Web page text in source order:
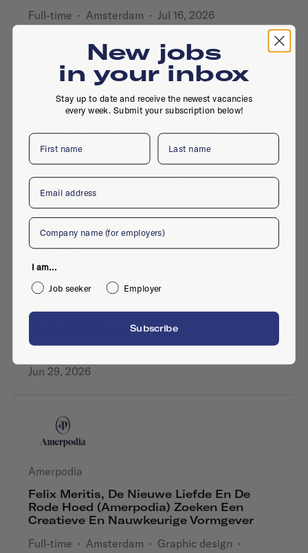
Full-time · Amsterdam · Jul 16, 2026
Vorm de Stad
Vorm De Stad Zoekt Vormgever/DTP-
Specialist
Full-time·Amsterdam·Brand design·
Jul 7, 2026·Design
Faraday Digital Agency
Faraday Digital Agency Zoekt Medior
Jun 29, 2026
Amerpodia
Felix Meritis, De Nieuwe Liefde En De
Rode Hoed (Amerpodia) Zoeken Een
Creatieve En Nauwkeurige Vormgever
Full-time · Amsterdam · Graphic design ·
New jobs
in your inbox
Stay up to date and receive the newest vacancies
every week. Submit your subscription below!
First name Last name
Email
Company
I am...
Job seeker
Employer
Subscribe